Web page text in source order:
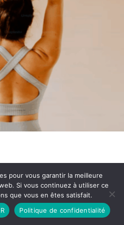
Politique de Confidentialité
CGU
DIEUDUDIABLE
pour vous garantir la meilleure
Si vous continuez à utiliser ce
que vous en êtes satisfait.
Politique de confidentialité